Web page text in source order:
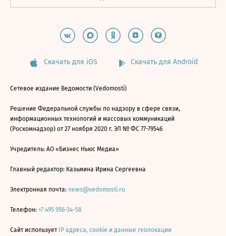
Скачать для iOS Скачать для Android
Сетевое издание Ведомости (Vedomosti)
Решение Федеральной службы по надзору в сфере связи,
информационных технологий и массовых коммуникаций
(Роскомнадзор) от 27 ноября 2020 г. ЭЛ № ФС 77-79546
Учредитель: АО «Бизнес Ньюс Медиа»
Главный редактор: Казьмина Ирина Сергеевна
Электронная почта: news@vedomosti.ru
Телефон: +7 495 956-34-58
Сайт использует IP адреса, cookie и данные геолокации